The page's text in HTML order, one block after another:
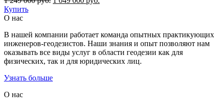
249
000 руб..
000 руб..
Купить
О нас
В нашей компании работает команда опытных практикующих
инженеров-геодезистов. Наши знания и опыт позволяют нам
оказывать все виды услуг в области геодезии как для
физических, так и для юридических лиц.
Узнать больше
О нас